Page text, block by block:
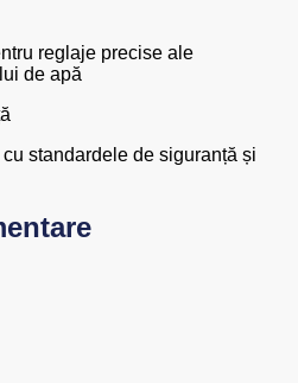
reglaje precise ale
de apă
standardele de siguranță și